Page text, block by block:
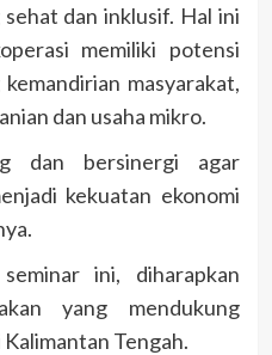
dan inklusif. Hal ini
memiliki potensi
masyarakat,
dan usaha mikro.
dan bersinergi agar
kekuatan ekonomi
ini, diharapkan
yang mendukung
Tengah.